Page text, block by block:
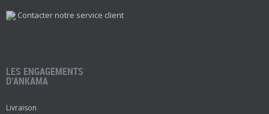
Contacter notre service client
LES ENGAGEMENTS
D’ANKAMA
Livraison